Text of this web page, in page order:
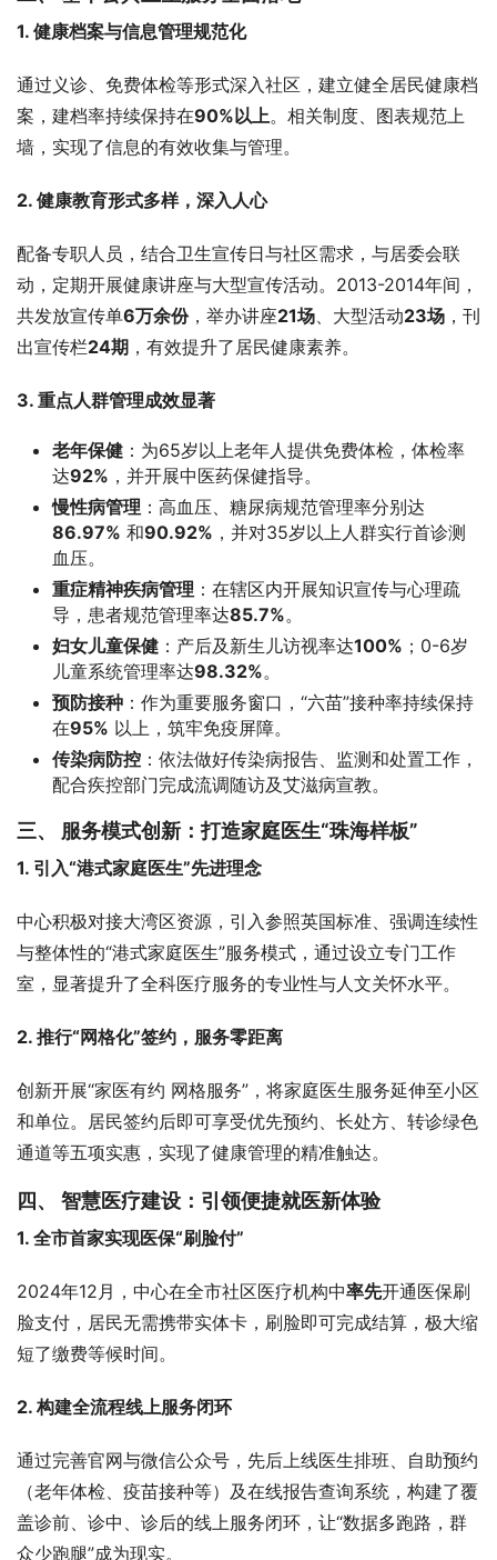
1. 健康档案与信息管理规范化
通过义诊、免费体检等形式深入社区，建立健全居民健康档
案，建档率持续保持在90%以上。相关制度、图表规范上
墙，实现了信息的有效收集与管理。
2. 健康教育形式多样，深入人心
配备专职人员，结合卫生宣传日与社区需求，与居委会联
动，定期开展健康讲座与大型宣传活动。2013-2014年间，
共发放宣传单6万余份，举办讲座21场、大型活动23场 ，刊
出宣传栏24期 ，有效提升了居民健康素养。
3. 重点人群管理成效显著
老年保健 ：为65岁以上老年人提供免费体检，体检率
达92% ，并开展中医药保健指导。
慢性病管理 ：高血压、糖尿病规范管理率分别达
86.97% ​ 和90.92% ，并对35岁以上人群实行首诊测
血压。
重症精神疾病管理 ：在辖区内开展知识宣传与心理疏
导，患者规范管理率达85.7%。
妇女儿童保健 ：产后及新生儿访视率达100% ；0-6岁
儿童系统管理率达98.32%。
预防接种 ：作为重要服务窗口，“六苗”接种率持续保持
在95% ​ 以上，筑牢免疫屏障。
传染病防控 ：依法做好传染病报告、监测和处置工作，
配合疾控部门完成流调随访及艾滋病宣教。
三、 服务模式创新：打造家庭医生“珠海样板”
1. 引入“港式家庭医生”先进理念
中心积极对接大湾区资源，引入参照英国标准、强调连续性
与整体性的“港式家庭医生”服务模式，通过设立专门工作
室，显著提升了全科医疗服务的专业性与人文关怀水平。
2. 推行“网格化”签约，服务零距离
创新开展“家医有约 网格服务”，将家庭医生服务延伸至小区
和单位。居民签约后即可享受优先预约、长处方、转诊绿色
通道等五项实惠，实现了健康管理的精准触达。
四、 智慧医疗建设：引领便捷就医新体验
1. 全市首家实现医保“刷脸付”
2024年12月，中心在全市社区医疗机构中率先开通医保刷
脸支付，居民无需携带实体卡，刷脸即可完成结算，极大缩
短了缴费等候时间。
2. 构建全流程线上服务闭环
通过完善官网与微信公众号，先后上线医生排班、自助预约
（老年体检、疫苗接种等）及在线报告查询系统，构建了覆
盖诊前、诊中、诊后的线上服务闭环，让“数据多跑路，群
众少跑腿”成为现实。